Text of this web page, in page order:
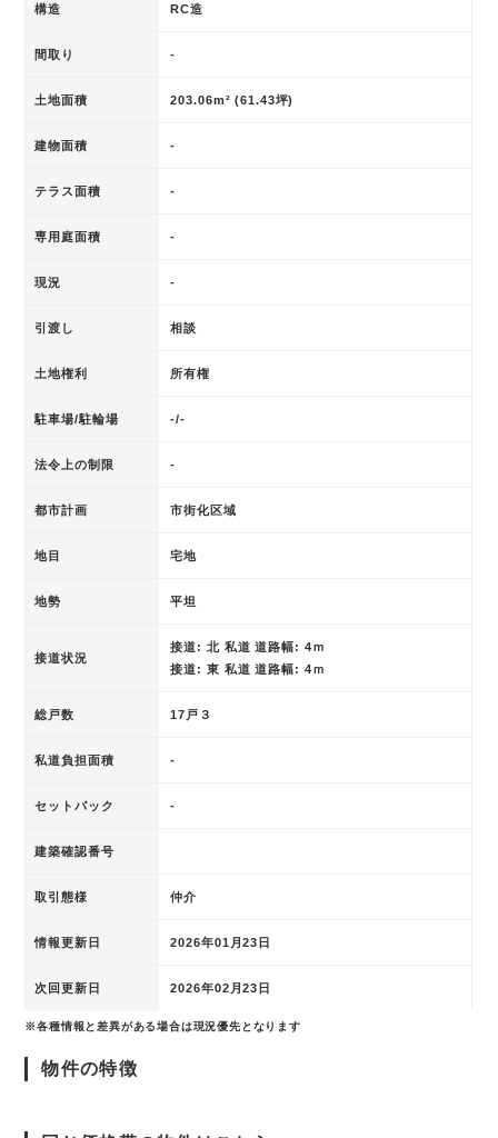
構造 RC造
間取り -
土地面積 203.06m² (61.43坪)
建物面積 -
テラス面積 -
専用庭面積 -
現況 -
引渡し 相談
土地権利 所有権
駐車場/駐輪場 -/-
法令上の制限 -
都市計画 市街化区域
地目 宅地
地勢 平坦
接道状況
接道: 北 私道 道路幅: 4ｍ
接道: 東 私道 道路幅: 4ｍ
総戸数 17戸３
私道負担面積 -
セットバック -
建築確認番号
取引態様 仲介
情報更新日 2026年01月23日
次回更新日 2026年02月23日
※各種情報と差異がある場合は現況優先となります
物件の特徴